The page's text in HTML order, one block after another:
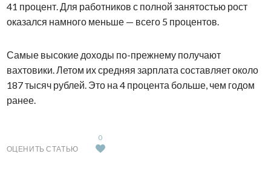
41 процент. Для работников с полной занятостью рост
оказался намного меньше — всего 5 процентов.
Самые высокие доходы по-прежнему получают
вахтовики. Летом их средняя зарплата составляет около
187 тысяч рублей. Это на 4 процента больше, чем годом
ранее.
ОЦЕНИТЬ СТАТЬЮ
0